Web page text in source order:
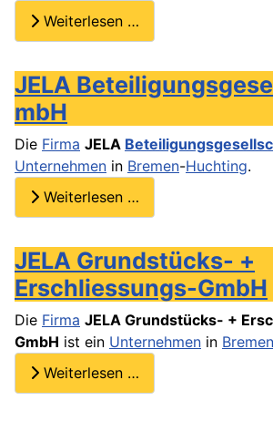
Weiterlesen …
JELA
mbH
Die Firma JELA
Unternehmen in Bremen-Huchting.
Weiterlesen …
JELA Grundstücks- +
Erschliessungs-GmbH
Die Firma JELA Grundstücks- +
GmbH ist ein Unternehmen in Bremen
Weiterlesen …